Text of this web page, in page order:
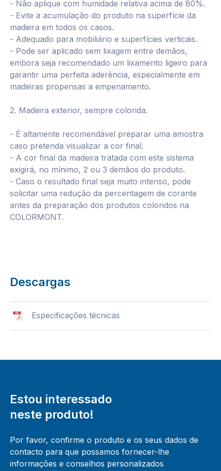
- Não aplique com humidade relativa acima de 80%.
- Evite a acumulação do produto na superfície da
madeira em todos os casos.
- Adequado para mobiliário e superfícies verticais.
- Pode ser aplicado sem lixagem entre demãos,
embora seja recomendado um lixamento ligeiro para
garantir uma perfeita aderência, especialmente em
madeiras propensas a empenamento.
2. Madeira exterior, sempre colorida.
- É altamente recomendável preparar uma amostra
caso pretenda visualizar a cor final.
- A cor final da madeira tratada com este sistema
exigirá, no mínimo, 2 ou 3 demãos do produto.
- Caso o resultado final seja muito intenso, pode
solicitar uma redução da percentagem de corante
antes da preparação dos produtos coloridos na
COLORMONT.
Descargas
Especificações técnicas
Estou interessado
neste produto!
Por favor, confirme o produto e os seus dados de
contacto para que possamos fornecer-lhe
informações e conselhos personalizados